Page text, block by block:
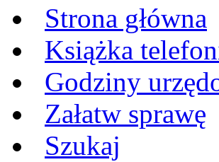
Strona główna
Książka
Godziny
Załatw sprawę
Szukaj